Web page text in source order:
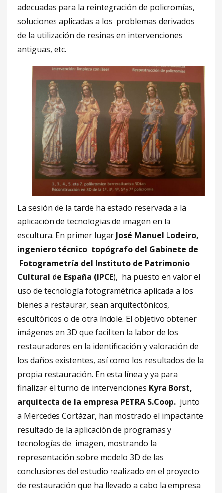
adecuadas para la reintegración de policromías,
soluciones aplicadas a los problemas derivados
de la utilización de resinas en intervenciones
antiguas, etc.
La sesión de la tarde ha estado reservada a la
aplicación de tecnologías de imagen en la
escultura. En primer lugar José Manuel Lodeiro,
ingeniero técnico topógrafo del Gabinete de
Fotogrametría del Instituto de Patrimonio
Cultural de España (IPCE), ha puesto en valor el
uso de tecnología fotogramétrica aplicada a los
bienes a restaurar, sean arquitectónicos,
escultóricos o de otra índole. El objetivo obtener
imágenes en 3D que faciliten la labor de los
restauradores en la identificación y valoración de
los daños existentes, así como los resultados de la
propia restauración. En esta línea y ya para
finalizar el turno de intervenciones Kyra Borst,
arquitecta de la empresa PETRA S.Coop. junto
a Mercedes Cortázar, han mostrado el impactante
resultado de la aplicación de programas y
tecnologías de imagen, mostrando la
representación sobre modelo 3D de las
conclusiones del estudio realizado en el proyecto
de restauración que ha llevado a cabo la empresa